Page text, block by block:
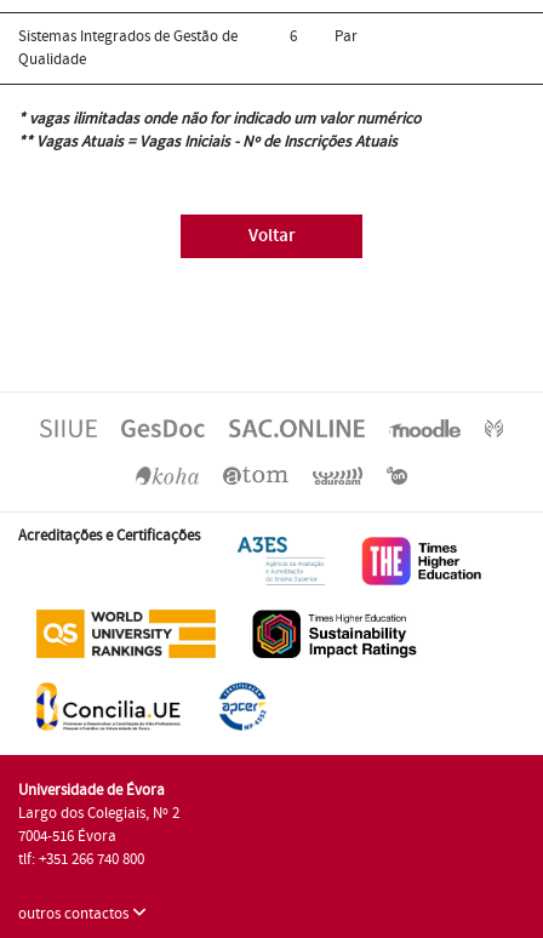
Sistemas Integrados de Gestão de
Qualidade
6 Par
* vagas ilimitadas onde não for indicado um valor numérico
** Vagas Atuais = Vagas Iniciais - Nº de Inscrições Atuais
Voltar
Acreditações e Certificações
Universidade de Évora
Largo dos Colegiais, Nº 2
7004-516 Évora
tlf: +351 266 740 800
outros contactos